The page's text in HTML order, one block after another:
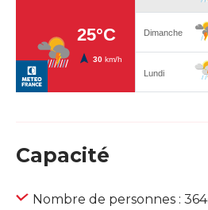
Capacité
Nombre de personnes : 364